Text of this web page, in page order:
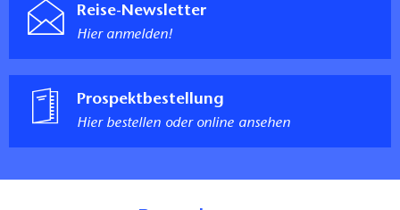
Reise-Newsletter
Hier anmelden!
Prospektbestellung
Hier bestellen oder online ansehen